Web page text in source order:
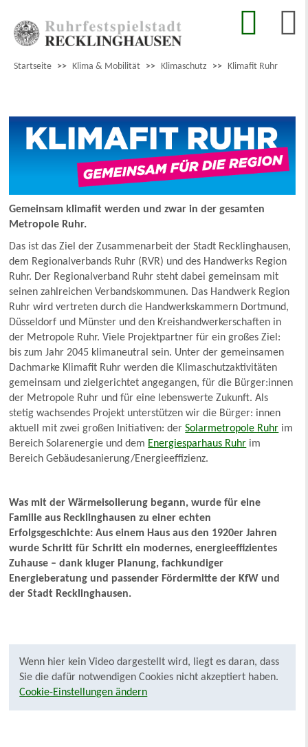
Startseite >> Klima & Mobilität >> Klimaschutz >> Klimafit Ruhr
Gemeinsam klimafit werden und zwar in der gesamten
Metropole Ruhr.
Das ist das Ziel der Zusammenarbeit der Stadt Recklinghausen,
dem Regionalverbands Ruhr (RVR) und des Handwerks Region
Ruhr. Der Regionalverband Ruhr steht dabei gemeinsam mit
seinen zahlreichen Verbandskommunen. Das Handwerk Region
Ruhr wird vertreten durch die Handwerkskammern Dortmund,
Düsseldorf und Münster und den Kreishandwerkerschaften in
der Metropole Ruhr. Viele Projektpartner für ein großes Ziel:
bis zum Jahr 2045 klimaneutral sein. Unter der gemeinsamen
Dachmarke Klimafit Ruhr werden die Klimaschutzaktivitäten
gemeinsam und zielgerichtet angegangen, für die Bürger:innen
der Metropole Ruhr und für eine lebenswerte Zukunft. Als
stetig wachsendes Projekt unterstützen wir die Bürger: innen
aktuell mit zwei großen Initiativen: derSolarmetropole Ruhr im
Bereich Solarenergie und dem Energiesparhaus Ruhr im
Bereich Gebäudesanierung/Energieeffizienz.
Was mit der Wärmeisolierung begann, wurde für eine
Familie aus Recklinghausen zu einer echten
Erfolgsgeschichte: Aus einem Haus aus den 1920er Jahren
wurde Schritt für Schritt ein modernes, energieeffizientes
Zuhause – dank kluger Planung, fachkundiger
Energieberatung und passender Fördermitte der KfW und
der Stadt Recklinghausen.
Wenn hier kein Video dargestellt wird, liegt es daran, dass
Sie die dafür notwendigen Cookies nicht akzeptiert haben.
Cookie-Einstellungen ändern